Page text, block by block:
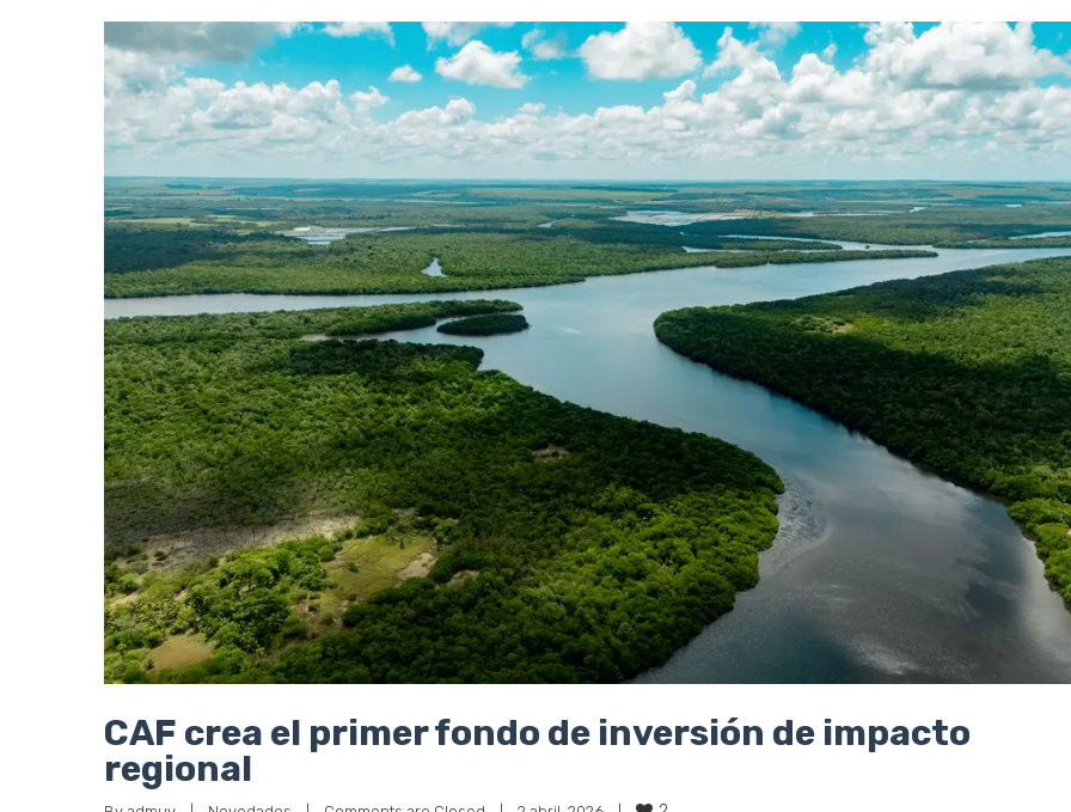
CAF crea el primer fondo de inversión de impacto
regional
By admuy | Novedades Comments are Closed | 2 abril, 2026 2
CAF aprobó la creación del Fondo de Inversión de Impacto en América Latina y el Caribe (FIIALC), un instrumento